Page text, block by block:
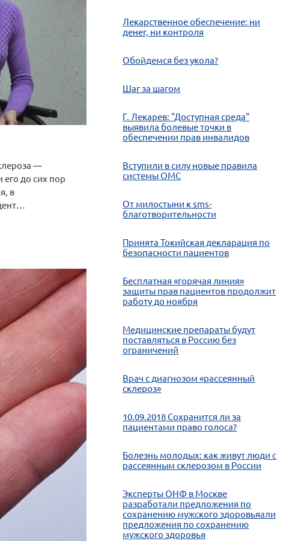
—
до сих пор
в
Лекарственное обеспечение: ни
денег, ни контроля
Обойдемся без укола?
Шаг за шагом
Г. Лекарев: "Доступная среда"
выявила болевые точки в
обеспечении прав инвалидов
Вступили в силу новые правила
системы ОМС
От милостыни к sms-
благотворительности
Принята Токийская декларация по
безопасности пациентов
Бесплатная «горячая линия»
защиты прав пациентов продолжит
работу до ноября
Медицинские препараты будут
поставляться в Россию без
ограничений
Врач с диагнозом «рассеянный
склероз»
10.09.2018 Сохранится ли за
пациентами право голоса?
Болезнь молодых: как живут люди с
рассеянным склерозом в России
Эксперты ОНФ в Москве
разработали предложения по
сохранению мужского здоровьяали
предложения по сохранению
мужского здоровья